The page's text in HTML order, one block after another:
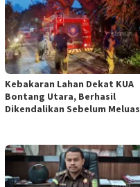
Kebakaran Lahan Dekat KUA
Bontang Utara, Berhasil
Dikendalikan Sebelum Meluas